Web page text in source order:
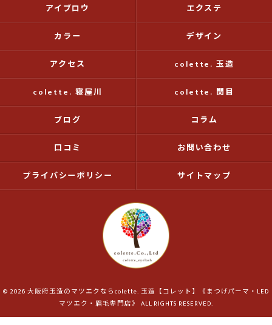
アイブロウ エクステ
カラー デザイン
アクセス colette. 玉造
colette. 寝屋川 colette. 関目
ブログ コラム
口コミ お問い合わせ
プライバシーポリシー サイトマップ
© 2026 大阪府玉造のマツエクならcolette. 玉造【コレット】《まつげパーマ・LED
マツエク・眉毛専門店》 ALL RIGHTS RESERVED.